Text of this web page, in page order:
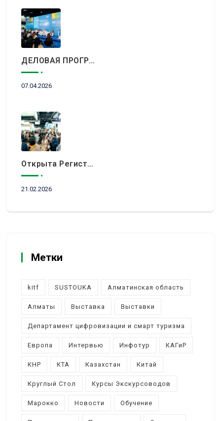
ДЕЛОВАЯ ПРОГРАММА KITF 2026: ВАЖНЕЙШИЕ АСПЕКТЫ РЫНКА ТУРИЗМА В НОВОЙ РЕАЛЬНОСТИ ОБСУДЯТ В АЛМАТЫ
07.04.2026
Открыта Регистрация Посетителей На KITF 2026 — Ключевое Событие Туристической Отрасли Центральной Азии
21.02.2026
Метки
kitf SUSTOUKA Алматинская область
Алматы Выставка Выставки
Департамент цифровизации и смарт туризма
Европа Интервью Инфотур КАГиР
КНР КТА Казахстан Китай
Круглый Стол Курсы Экскурсоводов
Марокко Новости Обучение